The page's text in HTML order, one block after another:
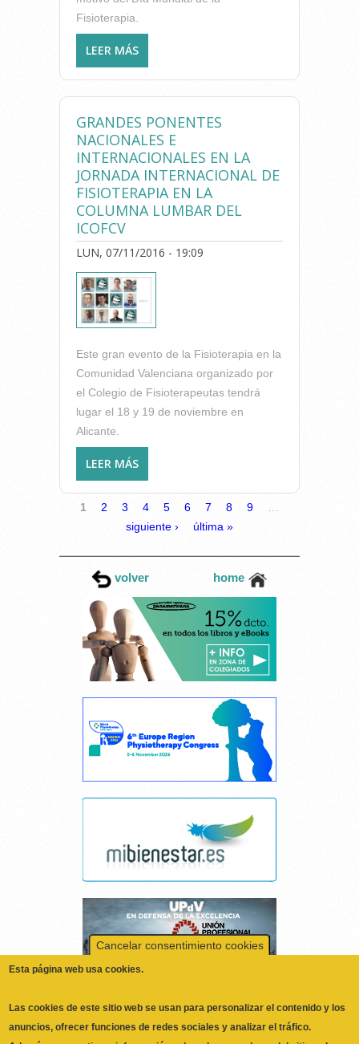
Fisioterapia.
LEER MÁS
FISIOTERAPEUTAS DE LA CV
RECAUDA Y DONA MÁS DE
ASOCIACIONES DE PERSONAS
CON AUTISMO
GRANDES PONENTES
NACIONALES E
INTERNACIONALES EN LA
JORNADA INTERNACIONAL DE
FISIOTERAPIA EN LA
COLUMNA LUMBAR DEL
ICOFCV
LUN, 07/11/2016 - 19:09
Este gran evento de la Fisioterapia en la
Comunidad Valenciana organizado por
el Colegio de Fisioterapeutas tendrá
lugar el 18 y 19 de noviembre en
Alicante.
LEER MÁS
NACIONALES E
INTERNACIONALES EN LA
JORNADA INTERNACIONAL
DE FISIOTERAPIA EN LA
PÁGINAS
1 2 3 4 5 6 7 8 9
siguiente ›
última »
volver home
Cancelar consentimiento cookies
Esta página web usa cookies.
Las cookies de este sitio web se usan para personalizar el contenido y los
anuncios, ofrecer funciones de redes sociales y analizar el tráfico.